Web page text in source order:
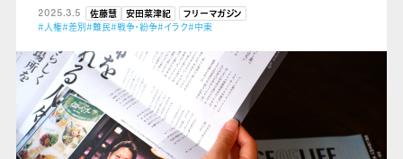
2025.3.5 佐藤慧 安田菜津紀
フリーマガジン
#人権#差別#難民#戦争・紛争#イラク#中東